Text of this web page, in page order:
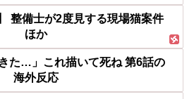
整備士が2度見する現場猫案件
ほか
た…」これ描いて死ね 第6話の
海外反応